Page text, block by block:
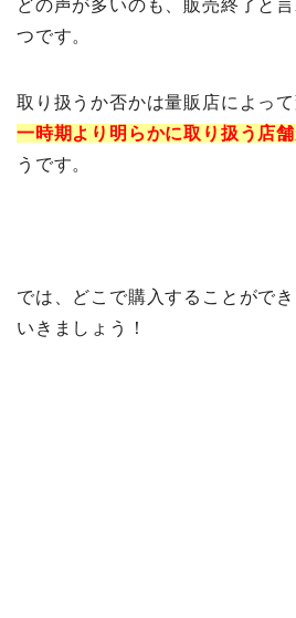
どの声が多いのも、販売終了と
つです。
取り扱うか否かは量販店によって
一時期より明らかに取り扱う店
うです。
では、どこで購入することがで
いきましょう！